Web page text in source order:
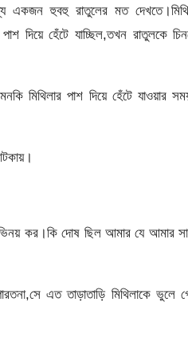
একজন হুবহু রাতুলের মত
দিয়ে হেঁটে যাচ্ছিল,তখন রাতুলকে
মিথিলার পাশ দিয়ে হেঁটে যাওয়ার
কর।কি দোষ ছিল আমার যে আমার
এত তাড়াতাড়ি মিথিলাকে ভুলে